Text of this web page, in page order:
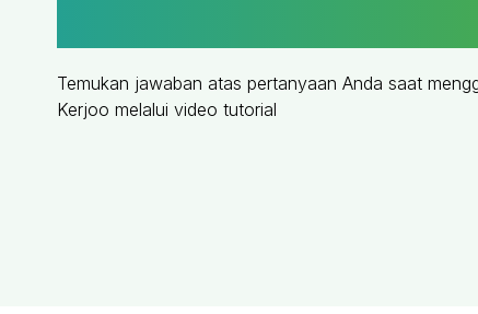
Temukan jawaban atas pertanyaan Anda saat
Kerjoo melalui video tutorial